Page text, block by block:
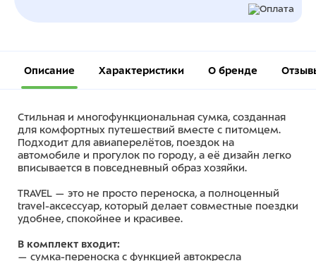
Описание Характеристики О бренде
Стильная и многофункциональная сумка, созданная
для комфортных путешествий вместе с питомцем.
Подходит для авиаперелётов, поездок на
автомобиле и прогулок по городу, а её дизайн легко
вписывается в повседневный образ хозяйки.
TRAVEL — это не просто переноска, а полноценный
travel-аксессуар, который делает совместные поездки
удобнее, спокойнее и красивее.
В комплект входит:
— сумка-переноска с функцией автокресла